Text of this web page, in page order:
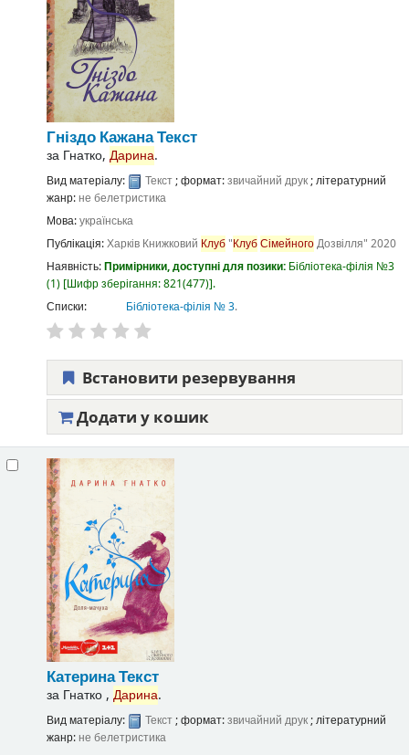
Гніздо КажанаТекст
за Гнатко, Дарина.
Вид матеріалу: Текст; формат:звичайний друк; літературний
жанр:не белетристика
Мова:українська
Публікація:Харків Книжковий Клуб"КлубСімейногоДозвілля" 2020
Наявність:Примірники, доступні для позики: Бібліотека-філія №3
(1) Шифр зберігання:821(477) .
Списки:
Бібліотека-філія № 3.
Встановити резервування
Додати у кошик
КатеринаТекст
за Гнатко , Дарина.
Вид матеріалу: Текст; формат:звичайний друк; літературний
жанр: не белетристика